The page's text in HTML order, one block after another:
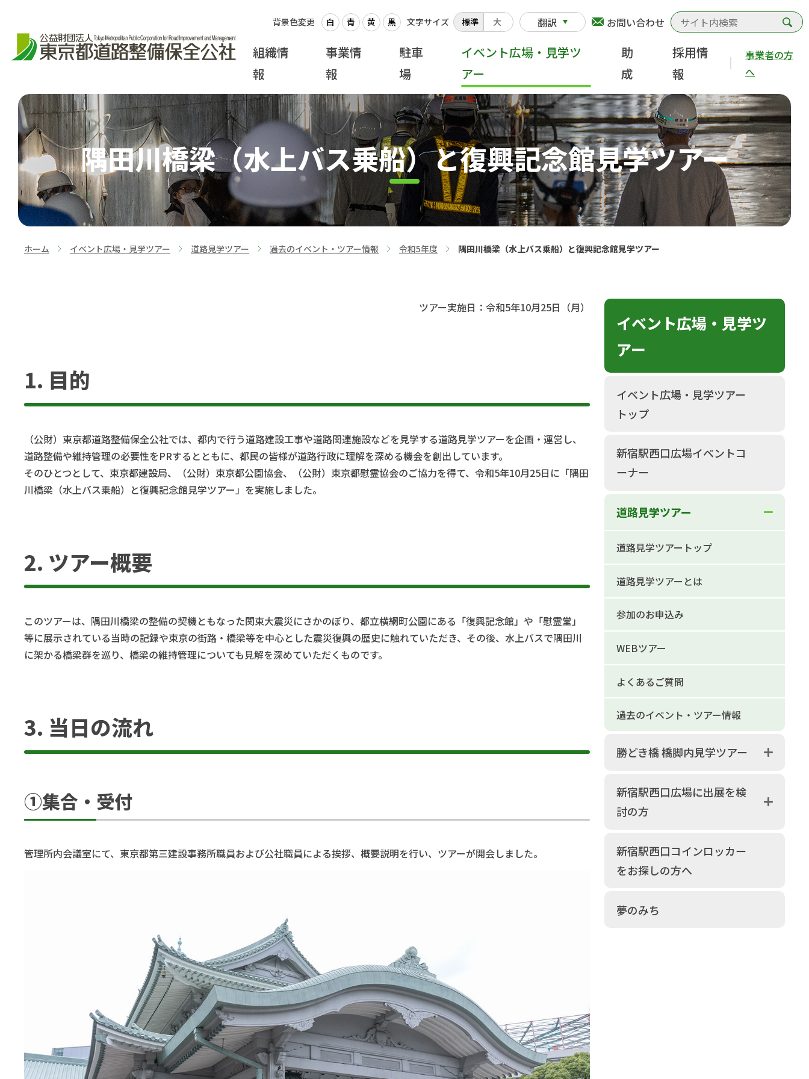
背景色変更 白 青 黄 黒 文字サイズ 標準 大 翻訳 お問い合わせ
組織情
報
事業情
報
駐車
場
イベント広場・見学ツ
アー
助
成
採用情
報
事業者の方
へ
隅田川橋梁（水上バス乗船）と復興記念館見学ツアー
ホーム
イベント広場・見学ツアー
道路見学ツアー
過去のイベント・ツアー情報
令和5年度
隅田川橋梁（水上バス乗船）と復興記念館見学ツアー
ツアー実施日：令和5年10月25日（月）
1. 目的
（公財）東京都道路整備保全公社では、都内で行う道路建設工事や道路関連施設などを見学する道路見学ツアーを企画・運営し、
道路整備や維持管理の必要性をPRするとともに、都民の皆様が道路行政に理解を深める機会を創出しています。
そのひとつとして、東京都建設局、（公財）東京都公園協会、（公財）東京都慰霊協会のご協力を得て、令和5年10月25日に「隅田
川橋梁（水上バス乗船）と復興記念館見学ツアー」を実施しました。
2. ツアー概要
このツアーは、隅田川橋梁の整備の契機ともなった関東大震災にさかのぼり、都立横網町公園にある「復興記念館」や「慰霊堂」
等に展示されている当時の記録や東京の街路・橋梁等を中心とした震災復興の歴史に触れていただき、その後、水上バスで隅田川
に架かる橋梁群を巡り、橋梁の維持管理についても見解を深めていただくものです。
3. 当日の流れ
①集合・受付
管理所内会議室にて、東京都第三建設事務所職員および公社職員による挨拶、概要説明を行い、ツアーが開会しました。
イベント広場・見学ツ
アー
イベント広場・見学ツアー
トップ
新宿駅西口広場イベントコ
ーナー
道路見学ツアー
道路見学ツアートップ
道路見学ツアーとは
参加のお申込み
WEBツアー
よくあるご質問
過去のイベント・ツアー情報
勝どき橋 橋脚内見学ツアー
新宿駅西口広場に出展を検
討の方
新宿駅西口コインロッカー
をお探しの方へ
夢のみち